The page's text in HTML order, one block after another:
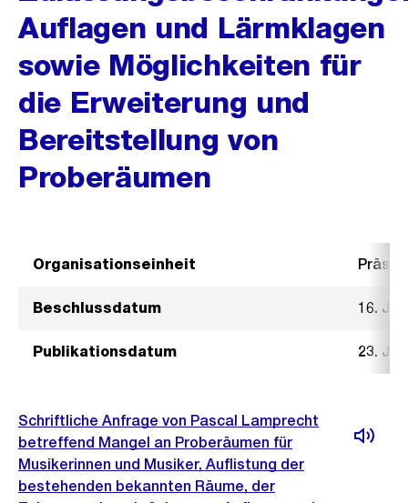
Auflagen und Lärmklagen
sowie Möglichkeiten für
die Erweiterung und
Bereitstellung von
Proberäumen
Organisationseinheit
Beschlussdatum 16.
Publikationsdatum 23.
Schriftliche Anfrage von Pascal Lamprecht
betreffend Mangel an Proberäumen für
Musikerinnen und Musiker, Auflistung der
bestehenden bekannten Räume, der